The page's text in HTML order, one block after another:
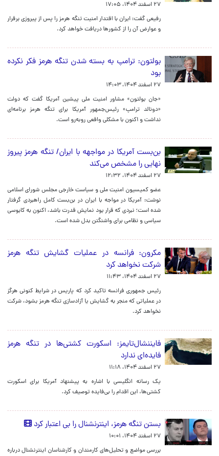
۲۷ اسفند ۱۴۰۴، ۱۷:۰۵
رفیعی گفت: ایران با اقتدار امنیت تنگه هرمز را پس از پیروزی برقرار
و عوارض آن را از کشورها دریافت خواهد کرد.
بولتون: ترامپ به بسته شدن تنگه هرمز فکر نکرده
بود
۲۷ اسفند ۱۴۰۴، ۱۴:۰۳
«جان بولتون» مشاور امنیت ملی پیشین آمریکا گفت که دولت
«دونالد ترامپ» رئیس‌جمهور آمریکا برای تنگه هرمز برنامه‌ای
نداشت و اکنون با مشکلی واقعی روبه‌رو است.
بن‌بست آمریکا در مواجهه با ایران/ تنگه هرمز پیروز
نهایی را مشخص می‌کند
۲۷ اسفند ۱۴۰۴، ۱۲:۳۲
عضو کمیسیون امنیت ملی و سیاست خارجی مجلس شورای اسلامی
نوشت: آمریکا در مواجه با ایران در بن‌بست کامل راهبردی گرفتار
شده است؛ نبردی که قرار بود نمایش قدرت باشد، اکنون به کابوسی
سیاسی و نظامی برای واشنگتن بدل شده است.
مکرون: فرانسه در عملیات گشایش تنگه هرمز
شرکت نخواهد کرد
۲۷ اسفند ۱۴۰۴، ۱۱:۴۳
رئیس جمهوری فرانسه تاکید کرد که پاریس در شرایط کنونی هرگز
در عملیاتی که منجر به گشایش یا آزادسازی تنگه هرمز بشود، شرکت
نخواهد کرد.
فایننشال‌تایمز: اسکورت کشتی‌ها در تنگه هرمز
فایده‌ای ندارد
۲۷ اسفند ۱۴۰۴، ۱۱:۱۸
یک رسانه انگلیسی با اشاره به پیشنهاد آمریکا برای اسکورت
کشتی‌ها، این اقدام را بی‌فایده توصیف کرد.
بستن تنگه هرمز، اینترنشنال را بی اعتبار کرد
۲۷ اسفند ۱۴۰۴، ۱۰:۰۱
بررسی مواضع و تحلیل‌های کارمندان و کارشناسان اینترنشنال درباره